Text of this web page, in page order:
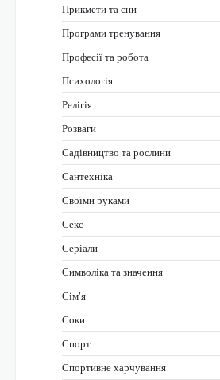
Прикмети та сни
Програми тренування
Професії та робота
Психологія
Релігія
Розваги
Садівництво та рослини
Сантехніка
Своїми руками
Секс
Серіали
Символіка та значення
Сім’я
Соки
Спорт
Спортивне харчування